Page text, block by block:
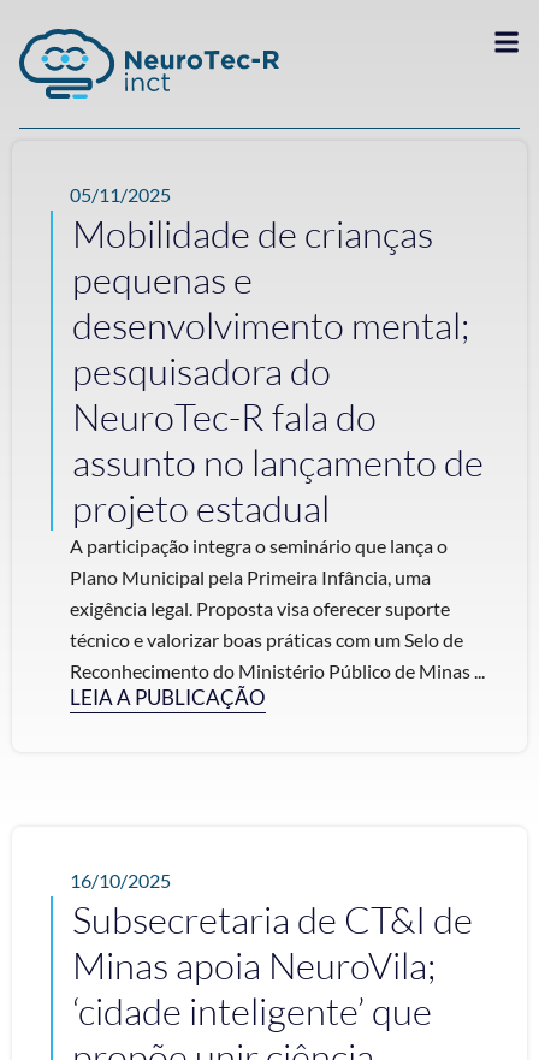
05/11/2025
Mobilidade de crianças
pequenas e
desenvolvimento mental;
pesquisadora do
NeuroTec-R fala do
assunto no lançamento de
projeto estadual
A participação integra o seminário que lança o
Plano Municipal pela Primeira Infância, uma
exigência legal. Proposta visa oferecer suporte
técnico e valorizar boas práticas com um Selo de
Reconhecimento do Ministério Público de Minas ...
LEIA A PUBLICAÇÃO
16/10/2025
Subsecretaria de CT&I de
Minas apoia NeuroVila;
‘cidade inteligente’ que